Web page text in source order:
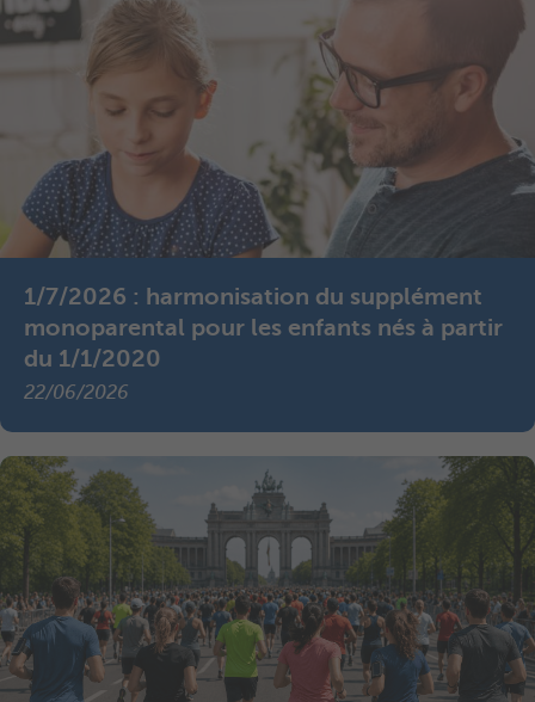
1/7/2026 : harmonisation du supplément
monoparental pour les enfants nés à partir
du 1/1/2020
22/06/2026